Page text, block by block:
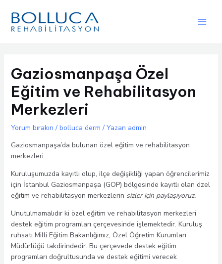
atla
Gaziosmanpaşa Özel
Eğitim ve Rehabilitasyon
Merkezleri
Yorum bırakın / bolluca öerm / Yazan admin
Gaziosmanpaşa’da bulunan özel eğitim ve rehabilitasyon
merkezleri
Kuruluşumuzda kayıtlı olup, ilçe değişikliği yapan öğrencilerimiz
için İstanbul Gaziosmanpaşa (GOP) bölgesinde kayıtlı olan özel
eğitim ve rehabilitasyon merkezlerin sizler için paylaşıyoruz.
Unutulmamalıdır ki özel eğitim ve rehabilitasyon merkezleri
destek eğitim programları çerçevesinde işlemektedir. Kuruluş
ruhsatı Milli Eğitim Bakanlığımız, Özel Öğretim Kurumları
Müdürlüğü takdirindedir. Bu çerçevede destek eğitim
programları doğrultusunda ve destek eğitimi verecek